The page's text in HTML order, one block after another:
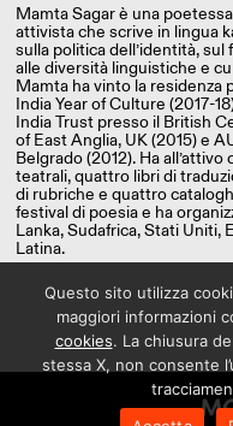
Mamta Sagar è una
attivista che scrive in lingua
sulla politica dell’identità,
alle diversità linguistiche e
Mamta ha vinto la residenza
India Year of Culture (2017-
India Trust presso il British
of East Anglia, UK (2015) e
Belgrado (2012). Ha
teatrali, quattro libri di
di rubriche e quattro
festival di poesia e ha
Lanka, Sudafrica, Stati Uniti,
Latina.
Questo sito utilizza
maggiori informazioni
cookies. La chiusura
stessa X, non consente